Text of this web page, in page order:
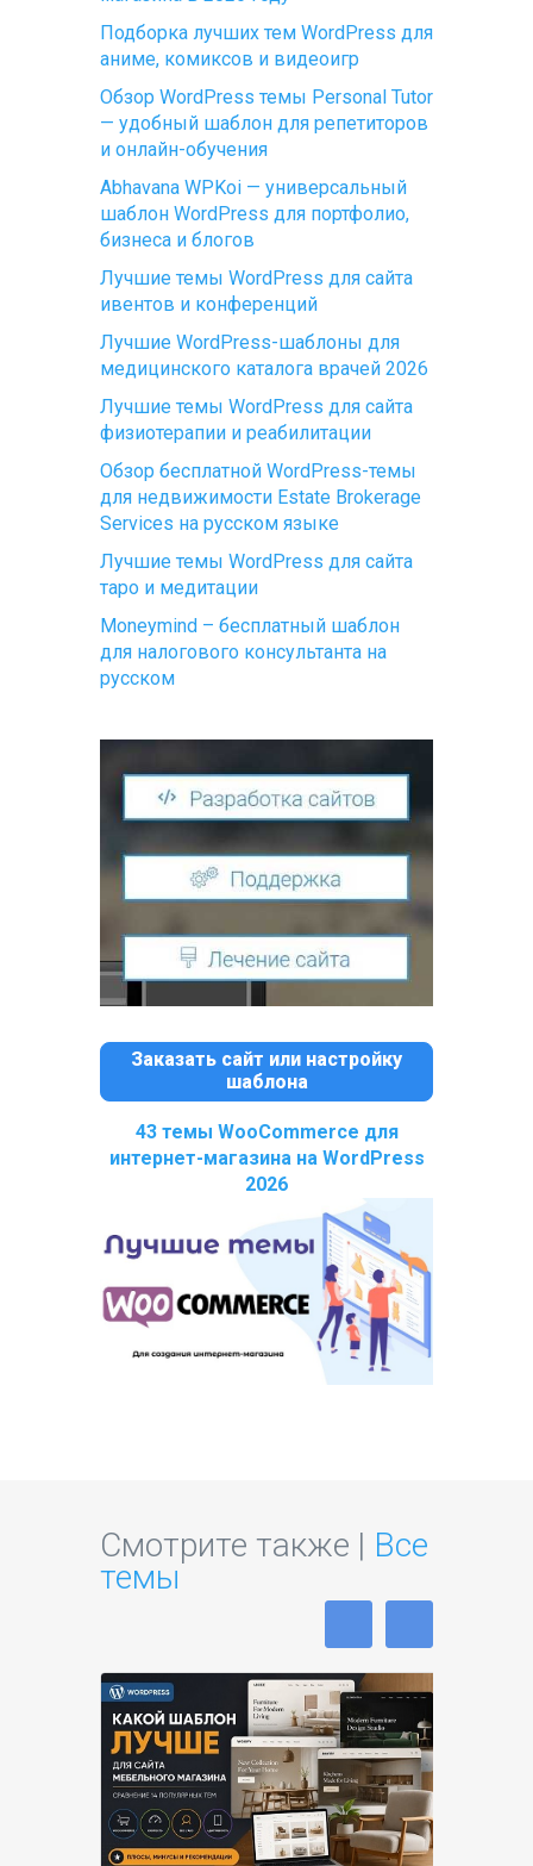
Подборка лучших тем WordPress для
аниме, комиксов и видеоигр
Обзор WordPress темы Personal Tutor
— удобный шаблон для репетиторов
и онлайн-обучения
Abhavana WPKoi — универсальный
шаблон WordPress для портфолио,
бизнеса и блогов
Лучшие темы WordPress для сайта
ивентов и конференций
Лучшие WordPress-шаблоны для
медицинского каталога врачей 2026
Лучшие темы WordPress для сайта
физиотерапии и реабилитации
Обзор бесплатной WordPress-темы
для недвижимости Estate Brokerage
Services на русском языке
Лучшие темы WordPress для сайта
таро и медитации
Moneymind – бесплатный шаблон
для налогового консультанта на
русском
Заказать сайт или настройку
шаблона
43 темы WooCommerce для
интернет-магазина на WordPress
2026
Смотрите также | Все
темы